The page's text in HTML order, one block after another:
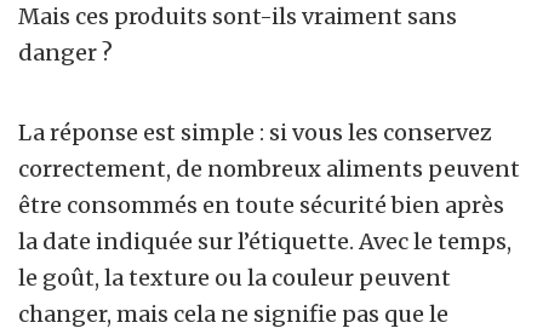
Mais ces produits sont-ils vraiment sans
danger ?
La réponse est simple : si vous les conservez
correctement, de nombreux aliments peuvent
être consommés en toute sécurité bien après
la date indiquée sur l’étiquette. Avec le temps,
le goût, la texture ou la couleur peuvent
changer, mais cela ne signifie pas que le